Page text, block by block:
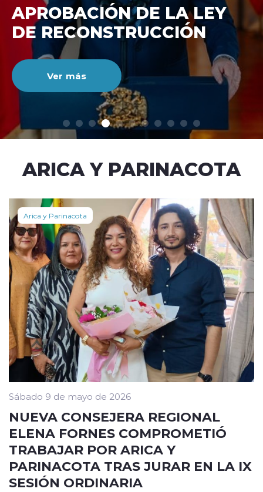
modo claro
DE RECONSTRUCCIÓ
NACIONAL
Ver más
ARICA Y PARINACOTA
Arica y Parinacota
Sábado 9 de mayo de 2026
NUEVA CONSEJERA REGIONAL
ELENA FORNES COMPROMETIÓ
TRABAJAR POR ARICA Y
PARINACOTA TRAS JURAR EN LA IX
SESIÓN ORDINARIA